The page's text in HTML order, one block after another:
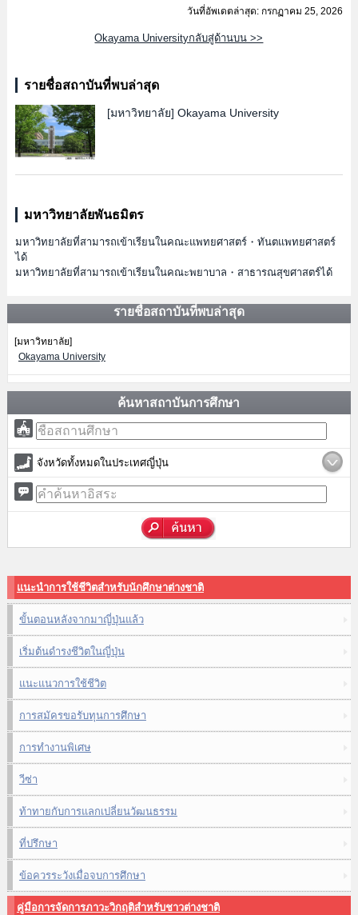
วันที่อัพเดตล่าสุด: กรกฏาคม 25, 2026
Okayama Universityกลับสู่ด้านบน >>
รายชื่อสถาบันที่พบล่าสุด
[มหาวิทยาลัย] Okayama University
มหาวิทยาลัยพันธมิตร
มหาวิทยาลัยที่สามารถเข้าเรียนในคณะแพทยศาสตร์・ทันตแพทยศาสตร์
ได้
มหาวิทยาลัยที่สามารถเข้าเรียนในคณะพยาบาล・สาธารณสุขศาสตร์ได้
รายชื่อสถาบันที่พบล่าสุด
[มหาวิทยาลัย]
Okayama University
ค้นหาสถาบันการศึกษา
จังหวัดทั้งหมดในประเทศญี่ปุ่น
แนะนำการใช้ชีวิตสำหรับนักศึกษาต่างชาติ
ขั้นตอนหลังจากมาญี่ปุ่นแล้ว
เริ่มต้นดำรงชีวิตในญี่ปุ่น
แนะแนวการใช้ชีวิต
การสมัครขอรับทุนการศึกษา
การทำงานพิเศษ
วีซ่า
ท้าทายกับการแลกเปลี่ยนวัฒนธรรม
ที่ปรึกษา
ข้อควรระวังเมื่อจบการศึกษา
คู่มือการจัดการภาวะวิกฤติสำหรับชาวต่างชาติ